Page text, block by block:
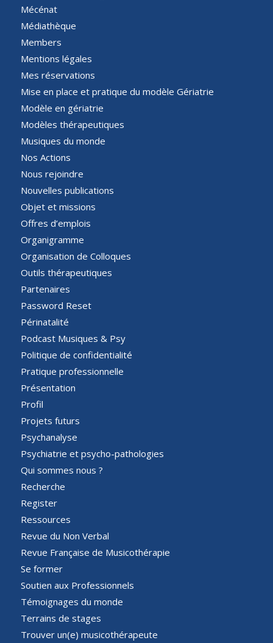
Mécénat
Médiathèque
Members
Mentions légales
Mes réservations
Mise en place et pratique du modèle Gériatrie
Modèle en gériatrie
Modèles thérapeutiques
Musiques du monde
Nos Actions
Nous rejoindre
Nouvelles publications
Objet et missions
Offres d’emplois
Organigramme
Organisation de Colloques
Outils thérapeutiques
Partenaires
Password Reset
Périnatalité
Podcast Musiques & Psy
Politique de confidentialité
Pratique professionnelle
Présentation
Profil
Projets futurs
Psychanalyse
Psychiatrie et psycho-pathologies
Qui sommes nous ?
Recherche
Register
Ressources
Revue du Non Verbal
Revue Française de Musicothérapie
Se former
Soutien aux Professionnels
Témoignages du monde
Terrains de stages
Trouver un(e) musicothérapeute